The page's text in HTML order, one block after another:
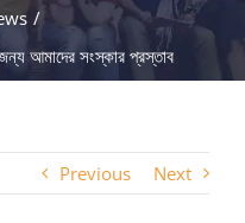
আমাদের সংস্কার প্রস্তাব
Previous Next